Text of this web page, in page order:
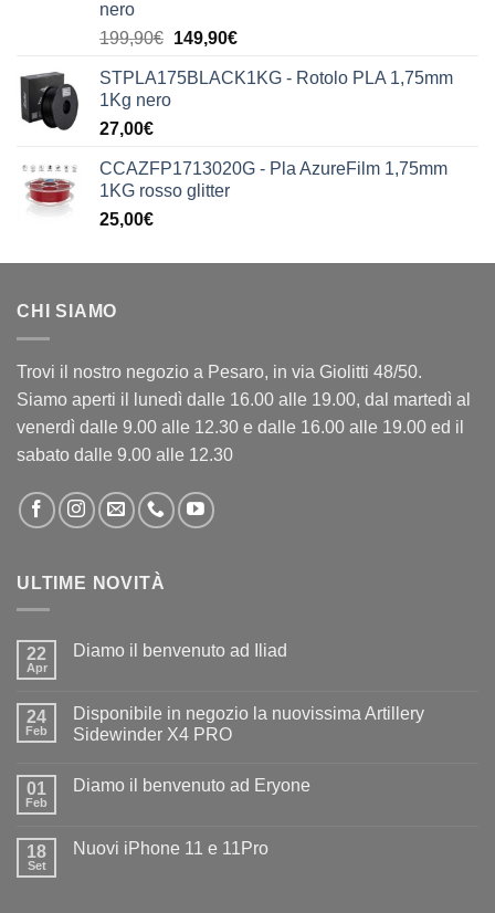
nero
199,90€ Il
originale
149,90€Il
attuale
STPLA175BLACK1KG - Rotolo PLA 1,75mm
1Kg nero
27,00€
CCAZFP1713020G - Pla AzureFilm 1,75mm
1KG rosso glitter
25,00€
CHI SIAMO
Trovi il nostro negozio a Pesaro, in via Giolitti 48/50.
Siamo aperti il lunedì dalle 16.00 alle 19.00, dal martedì al
venerdì dalle 9.00 alle 12.30 e dalle 16.00 alle 19.00 ed il
sabato dalle 9.00 alle 12.30
ULTIME NOVITÀ
22
Apr
Diamo il benvenuto ad Iliad
Diamo
il
benvenuto
24
Feb
Disponibile in negozio la nuovissima Artillery
Sidewinder X4 PRO
su
la
nuovissima
01
Feb
Diamo il benvenuto ad Eryone
Diamo
18
Set
Nuovi iPhone 11 e 11Pro